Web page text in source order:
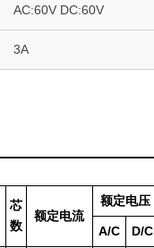
AC:60V DC:60V
3A
芯
数
额定电流
额定电压
A/C D/C